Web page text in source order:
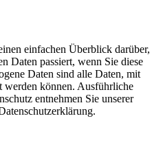
einfachen Überblick darüber,
Daten passiert, wenn Sie diese
Daten sind alle Daten, mit
werden können. Ausführliche
entnehmen Sie unserer